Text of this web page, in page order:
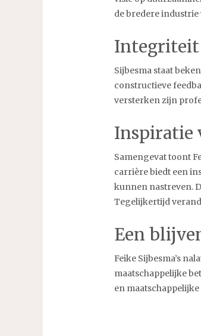
de bredere
Integriteit
Sijbesma staat
constructieve
versterken zijn
Inspiratie
Samengevat toont
carrière biedt een
kunnen nastreven.
Tegelijkertijd
Een
Feike Sijbesma’s
maatschappelijke
en